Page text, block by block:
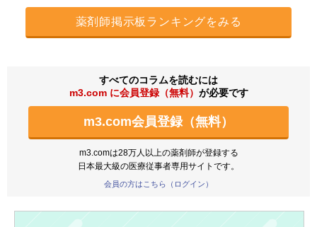
薬剤師掲示板ランキングをみる
すべてのコラムを読むには
m3.com に会員登録（無料） が必要です
m3.com会員登録（無料）
m3.comは28万人以上の薬剤師が登録する
日本最大級の医療従事者専用サイトです。
会員の方はこちら（ログイン）